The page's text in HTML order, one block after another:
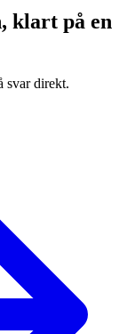
klart på en
svar direkt.